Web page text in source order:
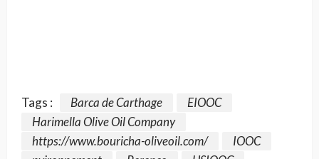
Tags : Barca de Carthage
EIOOC
Harimella Olive Oil Company
https://www.bouricha-oliveoil.com/
IOOC